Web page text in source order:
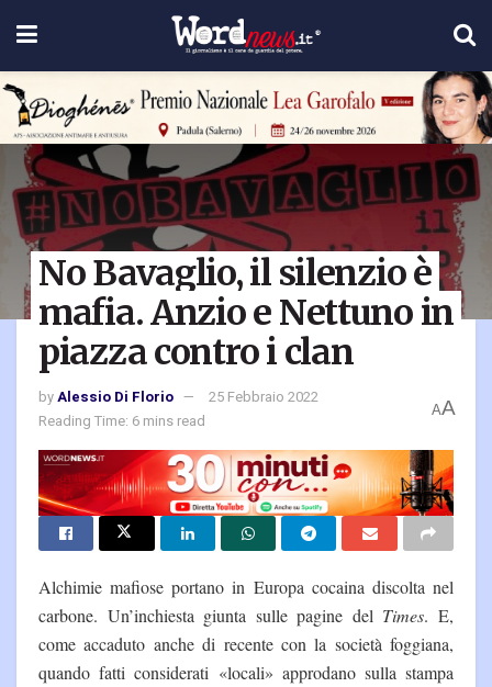
No Bavaglio, il silenzio è
mafia. Anzio e Nettuno in
piazza contro i clan
byAlessio Di Florio
25 Febbraio 2022
Reading Time: 6 mins read
AA
Alchimie mafiose portano in Europa cocaina discolta nel
carbone. Un’inchiesta giunta sulle pagine del Times. E,
come accaduto anche di recente con la società foggiana,
quando fatti considerati «locali» approdano sulla stampa